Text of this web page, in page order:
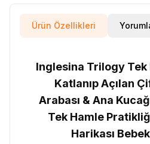
Ürün Özellikleri
Inglesina Trilogy Tek
Katlanıp Açılan
Arabası & Ana
Tek Hamle
Harikası